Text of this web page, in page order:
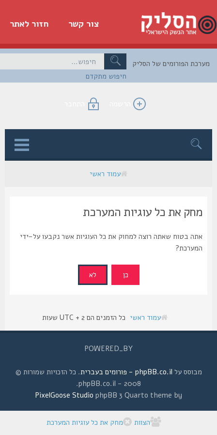
חזור לאתר צור קשר
חיפוש מתקדם
הפורומים של הסליק
הרשמה התחבר
עמוד ראשי
מחק את כל עוגיות המערכת
אתה בטוח שאתה רוצה למחוק את כל העוגיות אשר נקבעו על-ידי
המערכת?
עמוד ראשי כל הזמנים הם UTC + 2 שעות
POWERED_BY
מבוסס עלphpBB.co.il - פורומים בעברית
. כל הזכויות שמורות ©
2008 - phpBB.co.il.
phpBB 3 Quarto theme by
PixelGoose Studio
הצוות מחק את כל עוגיות המערכת